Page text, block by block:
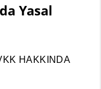
Yasal
HAKKINDA